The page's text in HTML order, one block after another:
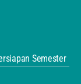
Semester